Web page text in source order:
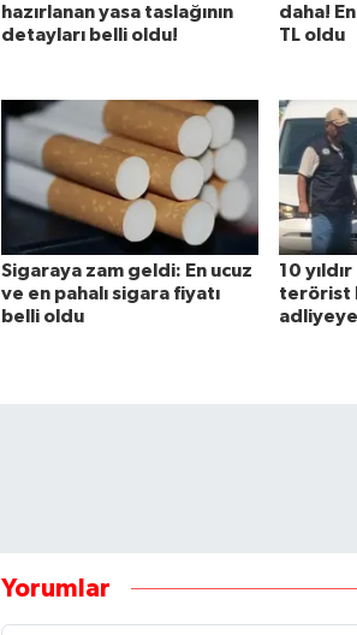
hazırlanan yasa taslağının
detayları belli oldu!
daha!
TL oldu
Sigaraya zam geldi: En ucuz
ve en pahalı sigara fiyatı
belli oldu
10
terörist
Yorumlar